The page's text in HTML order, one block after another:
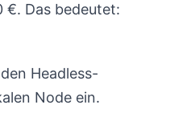
€. Das bedeutet:
Headless-
Node ein.